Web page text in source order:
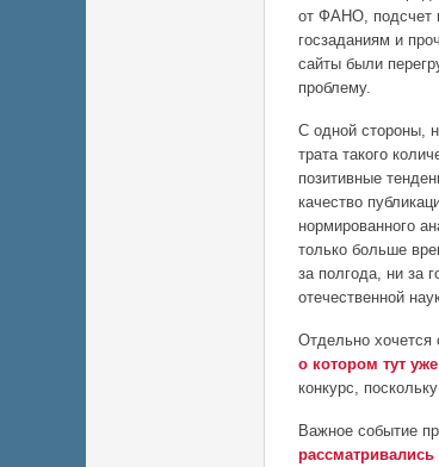
от ФАНО, подсчет
госзаданиям и
сайты были
проблему.
С одной стороны,
трата такого
позитивные
качество
нормированного
только больше
за полгода, ни за
отечественной
Отдельно хочется
о котором тут
конкурс,
Важное событие
рассматривались